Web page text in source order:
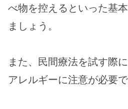
べ物を控えるといった基
ましょう。
また、民間療法を試す際
アレルギーに注意が必要で